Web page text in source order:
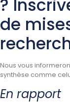
?
de
Nous vous
synthèse comme
En rapport